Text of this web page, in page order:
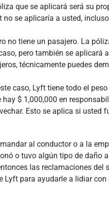
que se aplicará será su
se aplicaría a usted,
no tiene un pasajero. La
pero también se aplicará
técnicamente puedes
caso, Lyft tiene todo el peso
$ 1,000,000 en
Esto se aplica si usted
al conductor o a la
o tuvo algún tipo de daño
las reclamaciones del
Lyft para ayudarle a lidiar con